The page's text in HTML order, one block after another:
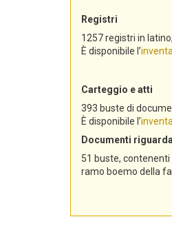
Registri
1257 registri in
È disponibile l’
Carteggio e atti
393 buste di
È disponibile l’
Documenti
51 buste,
ramo boemo della